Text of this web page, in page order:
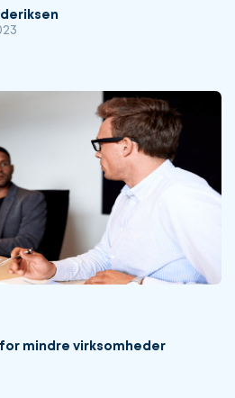
mindre virksomheder